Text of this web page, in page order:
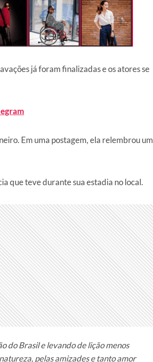
já foram finalizadas e os atores se
Em uma postagem, ela relembrou um
que teve durante sua estadia no local.
do Brasil e levando de lição menos
pelas amizades e tanto amor